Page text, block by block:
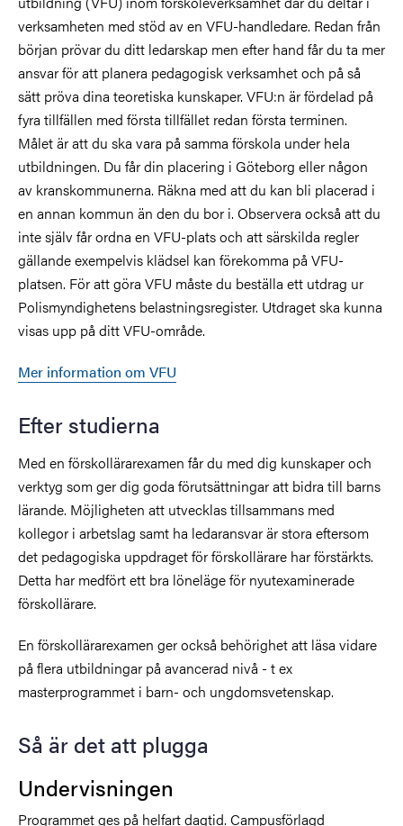
verksamheten med stöd av en VFU-handledare. Redan från
början prövar du ditt ledarskap men efter hand får du ta mer
ansvar för att planera pedagogisk verksamhet och på så
sätt pröva dina teoretiska kunskaper. VFU:n är fördelad på
fyra tillfällen med första tillfället redan första terminen.
Målet är att du ska vara på samma förskola under hela
utbildningen. Du får din placering i Göteborg eller någon
av kranskommunerna. Räkna med att du kan bli placerad i
en annan kommun än den du bor i. Observera också att du
inte själv får ordna en VFU-plats och att särskilda regler
gällande exempelvis klädsel kan förekomma på VFU-
platsen. För att göra VFU måste du beställa ett utdrag ur
Polismyndighetens belastningsregister. Utdraget ska kunna
visas upp på ditt VFU-område.
Mer information om VFU
Efter studierna
Med en förskollärarexamen får du med dig kunskaper och
verktyg som ger dig goda förutsättningar att bidra till barns
lärande. Möjligheten att utvecklas tillsammans med
kollegor i arbetslag samt ha ledaransvar är stora eftersom
det pedagogiska uppdraget för förskollärare har förstärkts.
Detta har medfört ett bra löneläge för nyutexaminerade
förskollärare.
En förskollärarexamen ger också behörighet att läsa vidare
på flera utbildningar på avancerad nivå - t ex
masterprogrammet i barn- och ungdomsvetenskap.
Så är det att plugga
Undervisningen
Programmet ges på helfart dagtid. Campusförlagd